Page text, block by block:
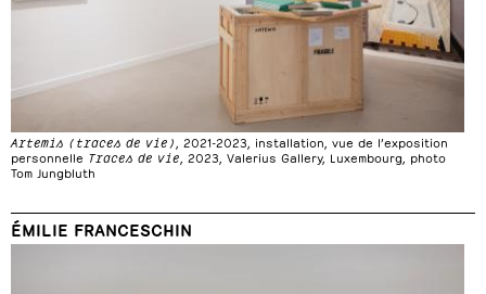
Artemis (traces de vie) , 2021-2023, installation, vue de l’exposition
personnelle Traces de vie, 2023, Valerius Gallery, Luxembourg, photo
Tom Jungbluth
ÉMILIE FRANCESCHIN